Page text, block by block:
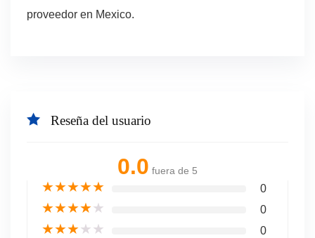
proveedor en Mexico.
Reseña del usuario
0.0 fuera de 5
★★★★★ 0
★★★★★ 0
★★★★★ 0